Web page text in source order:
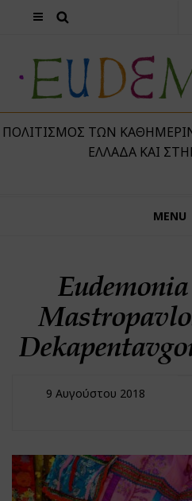
ΤΩΝ
ΕΛΛΆΔΑ ΚΑΙ
MENU
9 Αυγούστου 2018